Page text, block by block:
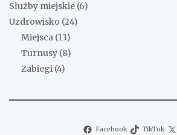
Służby miejskie (6)
Uzdrowisko (24)
Miejsca (13)
Turnusy (8)
Zabiegi (4)
Facebook TikTok